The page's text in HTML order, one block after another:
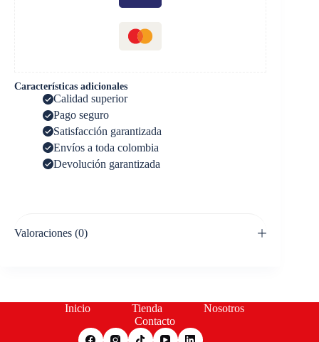
Características adicionales
Calidad superior
Pago seguro
Satisfacción garantizada
Envíos a toda colombia
Devolución garantizada
Valoraciones (0)
Inicio Tienda
Nosotros
Contacto